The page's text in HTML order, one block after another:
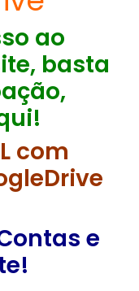
ao
basta
com
e